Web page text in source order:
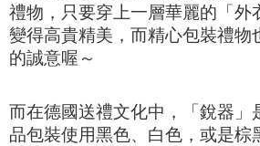
禮物，只要穿上一層華麗的「外
變得高貴精美，而精心包裝禮物
的誠意喔～
而在德國送禮文化中，「銳器」
品包裝使用黑色、白色，或是棕